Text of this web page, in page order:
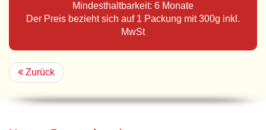
Mindesthaltbarkeit: 6 Monate
Der Preis bezieht sich auf 1 Packung mit 300g inkl.
MwSt
Zurück